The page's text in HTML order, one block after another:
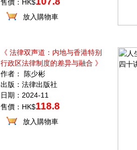
售價：HK$
放入購物車
《 法律双声道：内地与香港特别
行政区法律制度的差异与融合 》
作者： 陈少彬
出版：法律出版社
日期：2024-11
售價：HK$118.8
放入購物車